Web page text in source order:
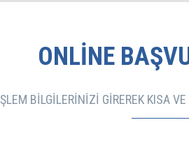
ONLINE
BILGILERINIZI GIREREK KISA